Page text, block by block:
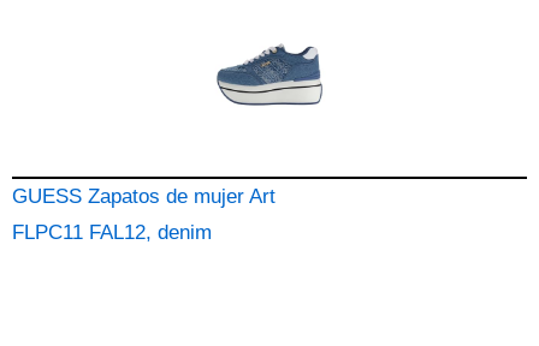
GUESS Zapatos de mujer Art
FLPC11 FAL12, denim